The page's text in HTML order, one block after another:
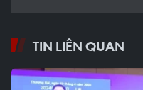
TIN LIÊN QUAN